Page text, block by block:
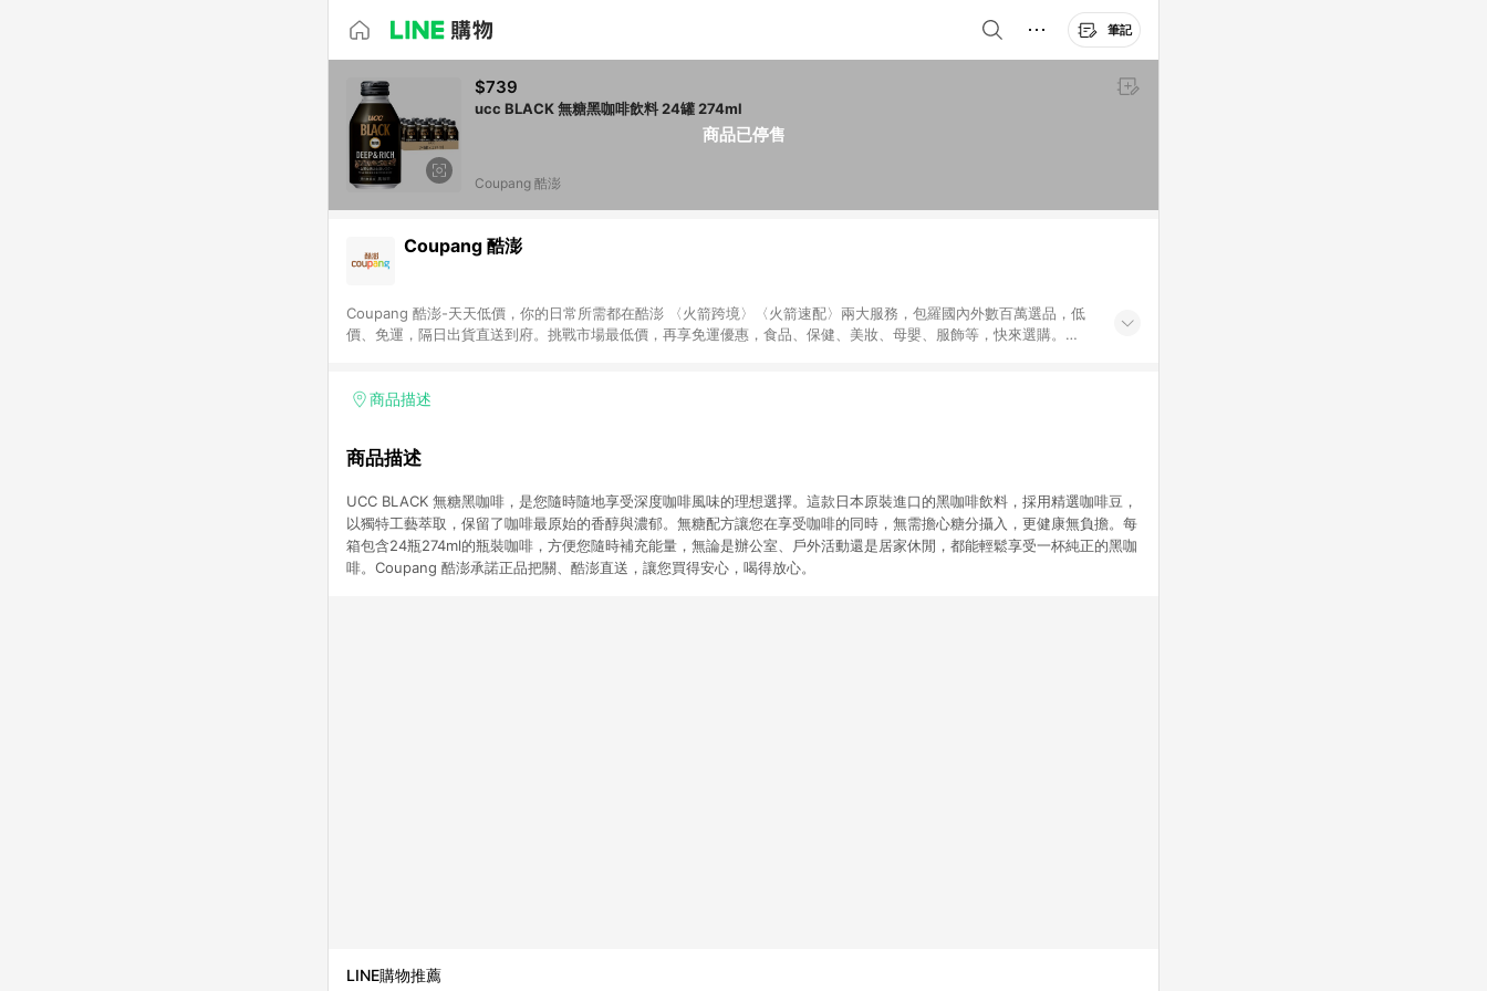
筆記
商品已停售
$739
ucc BLACK 無糖黑咖啡飲料 24罐 274ml
Coupang 酷澎
Coupang 酷澎
Coupang 酷澎-天天低價，你的日常所需都在酷澎 〈火箭跨境〉〈火箭速配〉兩大服務，包羅國內外數百萬選品，低
價、免運，隔日出貨直送到府。挑戰市場最低價，再享免運優惠，食品、保健、美妝、母嬰、服飾等，快來選購。
商品描述
商品描述
UCC BLACK 無糖黑咖啡，是您隨時隨地享受深度咖啡風味的理想選擇。這款日本原裝進口的黑咖啡飲料，採用精選咖啡豆，
以獨特工藝萃取，保留了咖啡最原始的香醇與濃郁。無糖配方讓您在享受咖啡的同時，無需擔心糖分攝入，更健康無負擔。每
箱包含24瓶274ml的瓶裝咖啡，方便您隨時補充能量，無論是辦公室、戶外活動還是居家休閒，都能輕鬆享受一杯純正的黑咖
啡。Coupang 酷澎承諾正品把關、酷澎直送，讓您買得安心，喝得放心。
LINE購物推薦